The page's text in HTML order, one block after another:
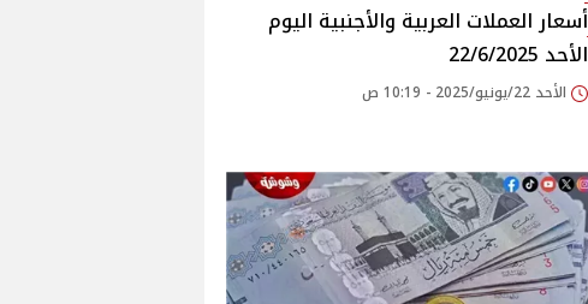
أسعار العملات العربية والأجنبية اليوم
الأحد 22/6/2025
الأحد 22/يونيو/2025 - 10:19 ص